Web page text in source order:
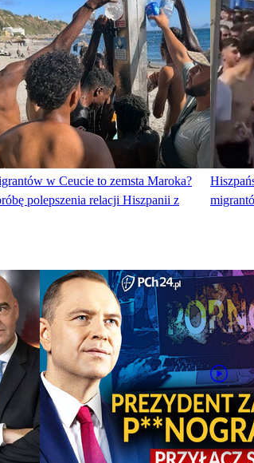
w Ceucie to zemsta Maroka?
polepszenia relacji Hiszpanii z